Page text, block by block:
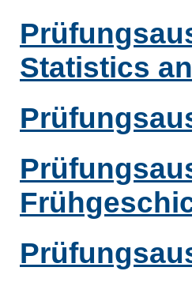
Statistics